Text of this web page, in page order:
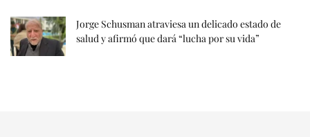
Jorge Schusman atraviesa un delicado estado de
salud y afirmó que dará “lucha por su vida”